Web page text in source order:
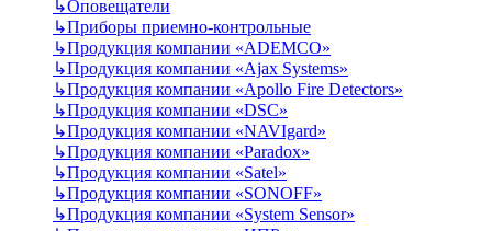
↳Оповещатели
↳Приборы приемно-контрольные
↳Продукция компании «ADEMCO»
↳Продукция компании «Ajax Systems»
↳Продукция компании «Apollo Fire Detectors»
↳Продукция компании «DSC»
↳Продукция компании «NAVIgard»
↳Продукция компании «Paradox»
↳Продукция компании «Satel»
↳Продукция компании «SONOFF»
↳Продукция компании «System Sensor»